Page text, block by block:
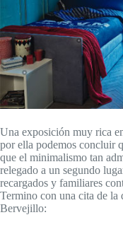
Una exposición muy rica
por ella podemos concluir
que el minimalismo tan
relegado a un segundo
recargados y familiares
Termino con una cita de la
Bervejillo: